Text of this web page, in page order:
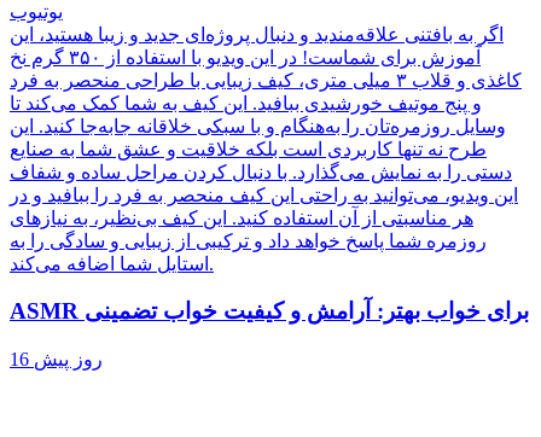
یوتیوب
اگر به بافتنی علاقه‌مندید و دنبال پروژه‌ای جدید و زیبا هستید، این
آموزش برای شماست! در این ویدیو با استفاده از ۳۵۰ گرم نخ
کاغذی و قلاب ۳ میلی متری، کیف زیبایی با طراحی منحصر به فرد
و پنج موتیف خورشیدی ببافید. این کیف به شما کمک می‌کند تا
وسایل روزمره‌تان را به‌هنگام و با سبکی خلاقانه جابه‌جا کنید. این
طرح نه تنها کاربردی است بلکه خلاقیت و عشق شما به صنایع
دستی را به نمایش می‌گذارد. با دنبال کردن مراحل ساده و شفاف
این ویدیو، می‌توانید به راحتی این کیف منحصر به فرد را ببافید و در
هر مناسبتی از آن استفاده کنید. این کیف بی‌نظیر، به نیازهای
روزمره شما پاسخ خواهد داد و ترکیبی از زیبایی و سادگی را به
استایل شما اضافه می‌کند.
ASMR برای خواب بهتر: آرامش و کیفیت خواب تضمینی
16 روز پیش